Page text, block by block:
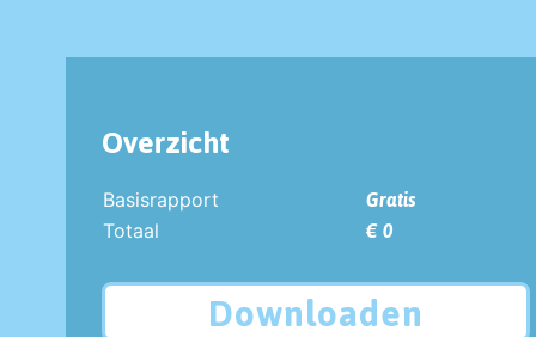
Overzicht
Basisrapport
Gratis
Totaal
€ 0
Downloaden